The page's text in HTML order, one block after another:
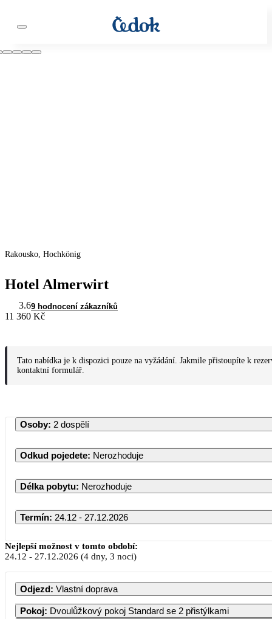
Rakousko, Hochkönig
Hotel Almerwirt
3.69 hodnocení zákazníků
11 360 Kč
Tato nabídka je k dispozici pouze na vyžádání. Jakmile přistoupíte k
kontaktní formulář.
Osoby: 2 dospělí
Odkud pojedete: Nerozhoduje
Délka pobytu: Nerozhoduje
Termín: 24.12 - 27.12.2026
Prosinec 2026
PO ÚT ST ČT PÁ SO NE
1 2 3 4 5 6
Nejlepší možnost v tomto období:
24.12 - 27.12.2026 (4 dny, 3 noci)
Odjezd: Vlastní doprava
Pokoj: Dvoulůžkový pokoj Standard se 2 přistýlkami